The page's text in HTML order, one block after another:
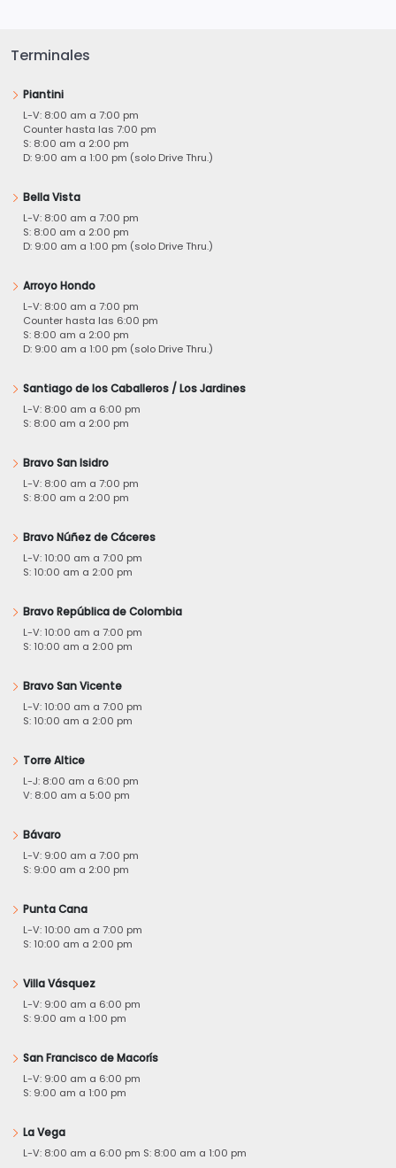
Terminales
Piantini
L-V: 8:00 am a 7:00 pm
Counter hasta las 7:00 pm
S: 8:00 am a 2:00 pm
D: 9:00 am a 1:00 pm (solo Drive Thru.)
Bella Vista
L-V: 8:00 am a 7:00 pm
S: 8:00 am a 2:00 pm
D: 9:00 am a 1:00 pm (solo Drive Thru.)
Arroyo Hondo
L-V: 8:00 am a 7:00 pm
Counter hasta las 6:00 pm
S: 8:00 am a 2:00 pm
D: 9:00 am a 1:00 pm (solo Drive Thru.)
Santiago de los Caballeros / Los Jardines
L-V: 8:00 am a 6:00 pm
S: 8:00 am a 2:00 pm
Bravo San Isidro
L-V: 8:00 am a 7:00 pm
S: 8:00 am a 2:00 pm
Bravo Núñez de Cáceres
L-V: 10:00 am a 7:00 pm
S: 10:00 am a 2:00 pm
Bravo República de Colombia
L-V: 10:00 am a 7:00 pm
S: 10:00 am a 2:00 pm
Bravo San Vicente
L-V: 10:00 am a 7:00 pm
S: 10:00 am a 2:00 pm
Torre Altice
L-J: 8:00 am a 6:00 pm
V: 8:00 am a 5:00 pm
Bávaro
L-V: 9:00 am a 7:00 pm
S: 9:00 am a 2:00 pm
Punta Cana
L-V: 10:00 am a 7:00 pm
S: 10:00 am a 2:00 pm
Villa Vásquez
L-V: 9:00 am a 6:00 pm
S: 9:00 am a 1:00 pm
San Francisco de Macorís
L-V: 9:00 am a 6:00 pm
S: 9:00 am a 1:00 pm
La Vega
L-V: 8:00 am a 6:00 pm S: 8:00 am a 1:00 pm